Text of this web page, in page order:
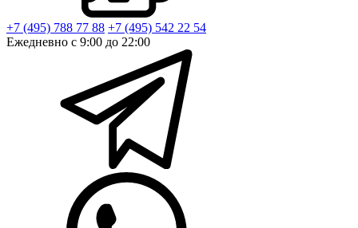
+7 (495) 788 77 88 +7 (495) 542 22 54
Ежедневно с 9:00 до 22:00